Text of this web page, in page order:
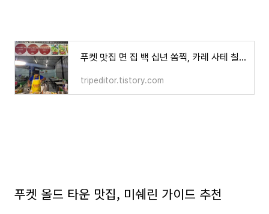
푸켓 맛집 면 집 백 십년 쏨찍, 카레 사테 칠 십년 미톤포, 메뉴 종류, 가는 방법
tripeditor.tistory.com
푸켓 올드 타운 맛집, 미쉐린 가이드 추천